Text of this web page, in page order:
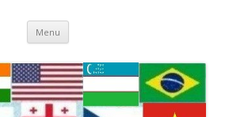
Menu Skip
content